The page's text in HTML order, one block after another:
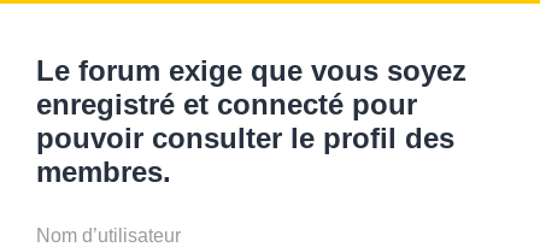
Le forum exige que vous soyez
enregistré et connecté pour
pouvoir consulter le profil des
membres.
Nom d’utilisateur